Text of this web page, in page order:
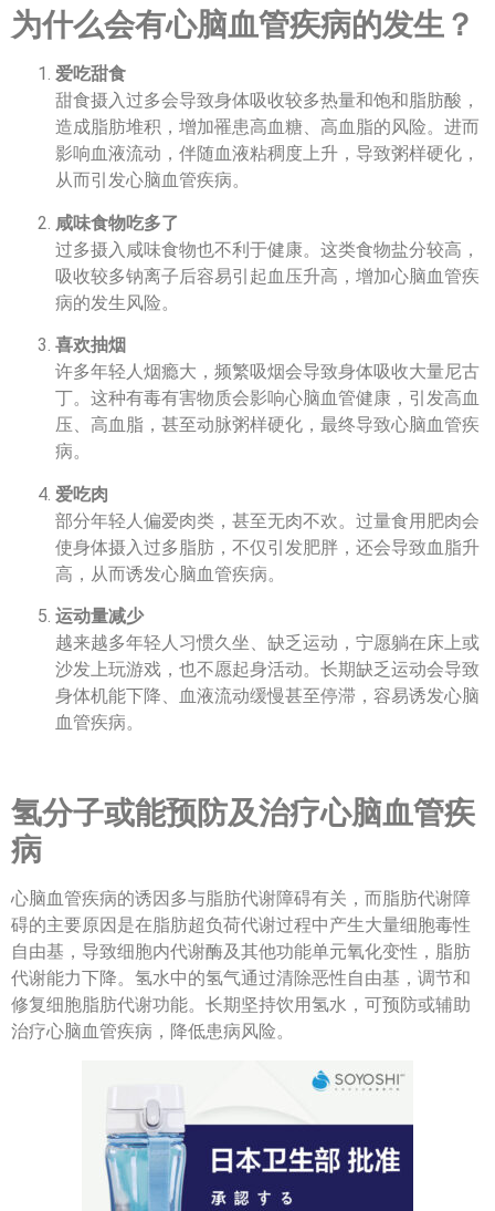
为什么会有心脑血管疾病的发生？
爱吃甜食
甜食摄入过多会导致身体吸收较多热量和饱和脂肪酸，
造成脂肪堆积，增加罹患高血糖、高血脂的风险。进而
影响血液流动，伴随血液粘稠度上升，导致粥样硬化，
从而引发心脑血管疾病。
咸味食物吃多了
过多摄入咸味食物也不利于健康。这类食物盐分较高，
吸收较多钠离子后容易引起血压升高，增加心脑血管疾
病的发生风险。
喜欢抽烟
许多年轻人烟瘾大，频繁吸烟会导致身体吸收大量尼古
丁。这种有毒有害物质会影响心脑血管健康，引发高血
压、高血脂，甚至动脉粥样硬化，最终导致心脑血管疾
病。
爱吃肉
部分年轻人偏爱肉类，甚至无肉不欢。过量食用肥肉会
使身体摄入过多脂肪，不仅引发肥胖，还会导致血脂升
高，从而诱发心脑血管疾病。
运动量减少
越来越多年轻人习惯久坐、缺乏运动，宁愿躺在床上或
沙发上玩游戏，也不愿起身活动。长期缺乏运动会导致
身体机能下降、血液流动缓慢甚至停滞，容易诱发心脑
血管疾病。
氢分子或能预防及治疗心脑血管疾
病
心脑血管疾病的诱因多与脂肪代谢障碍有关，而脂肪代谢障
碍的主要原因是在脂肪超负荷代谢过程中产生大量细胞毒性
自由基，导致细胞内代谢酶及其他功能单元氧化变性，脂肪
代谢能力下降。氢水中的氢气通过清除恶性自由基，调节和
修复细胞脂肪代谢功能。长期坚持饮用氢水，可预防或辅助
治疗心脑血管疾病，降低患病风险。